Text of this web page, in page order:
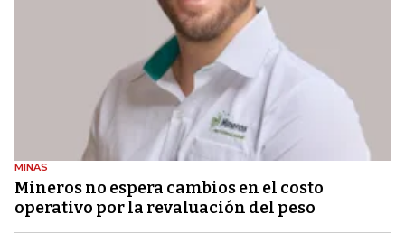
MINAS
Mineros no espera cambios en el costo
operativo por la revaluación del peso